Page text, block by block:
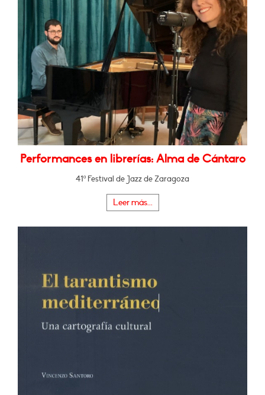
Performances en librerías: Alma de Cántaro
41º Festival de Jazz de Zaragoza
Leer más...